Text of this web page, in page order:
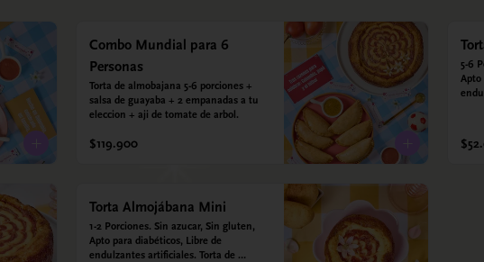
Combo Mundial para 6
Personas
Torta de almobajana 5-6 porciones +
salsa de guayaba + 2 empanadas a tu
eleccion + aji de tomate de arbol.
$119.900
5-6
Apto
Torta Almojábana Mini
1-2 Porciones. Sin azucar, Sin gluten,
Apto para diabéticos, Libre de
endulzantes artificiales. Torta de